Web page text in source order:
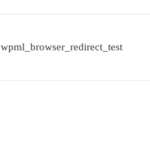
wpml_browser_redirect_test